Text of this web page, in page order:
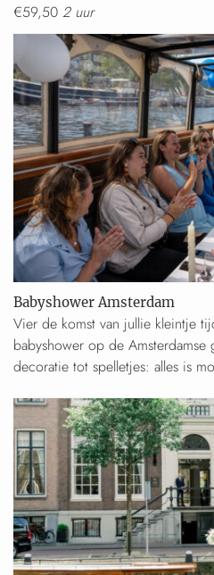
€59,50 2 uur
Babyshower Amsterdam
Vier de komst van jullie kleintje
babyshower op de Amsterdamse
decoratie tot spelletjes: alles is